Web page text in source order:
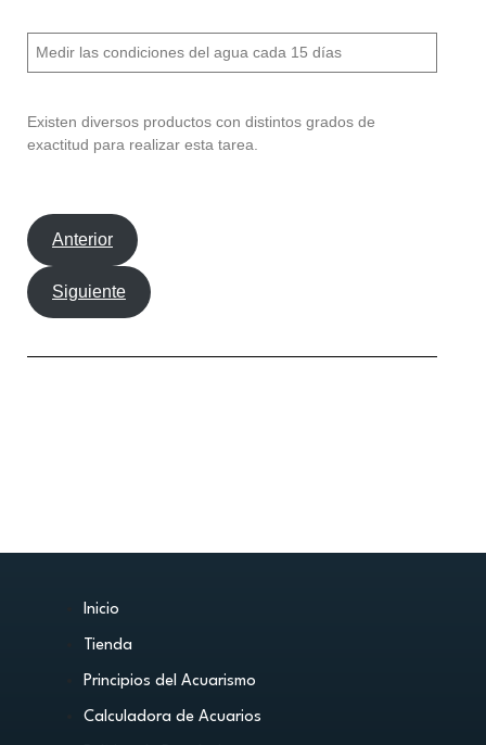
Medir las condiciones del agua cada 15 días
Existen diversos productos con distintos grados de
exactitud para realizar esta tarea.
Anterior
Siguiente
Inicio
Tienda
Principios del Acuarismo
Calculadora de Acuarios